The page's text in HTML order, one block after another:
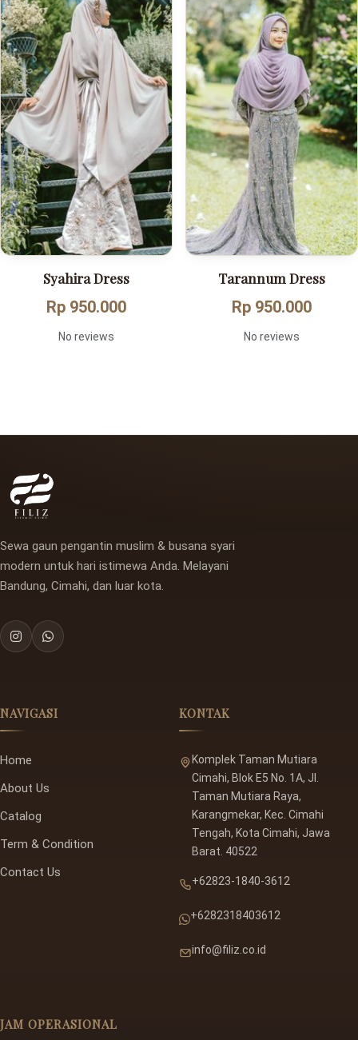
Syahira Dress
Rp 950.000
No reviews
Tarannum Dress
Rp 950.000
No reviews
Sewa gaun pengantin muslim & busana syari
modern untuk hari istimewa Anda. Melayani
Bandung, Cimahi, dan luar kota.
NAVIGASI
Home
About Us
Catalog
Term & Condition
Contact Us
KONTAK
Komplek Taman Mutiara
Cimahi, Blok E5 No. 1A, Jl.
Taman Mutiara Raya,
Karangmekar, Kec. Cimahi
Tengah, Kota Cimahi, Jawa
Barat. 40522
+62823-1840-3612
+6282318403612
info@filiz.co.id
JAM OPERASIONAL